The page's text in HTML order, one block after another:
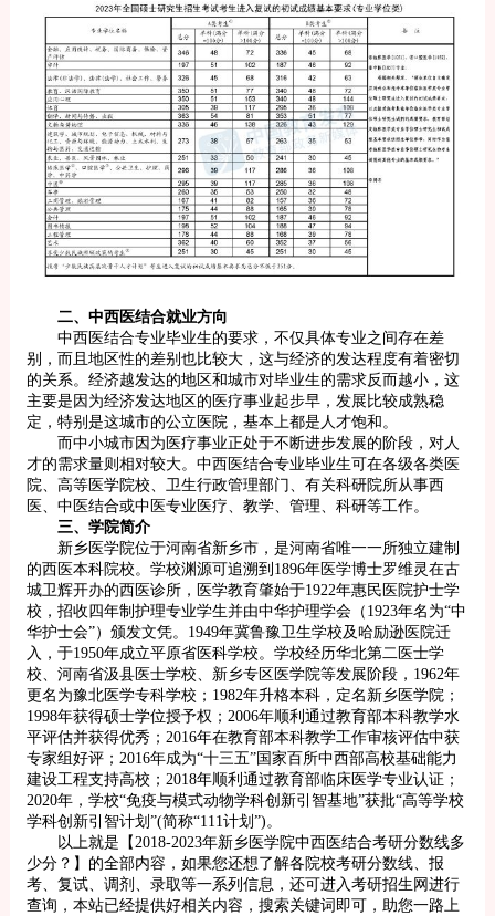
二、中西医结合就业方向
中西医结合专业毕业生的要求，不仅具体专业之间存在差
别，而且地区性的差别也比较大，这与经济的发达程度有着密切
的关系。经济越发达的地区和城市对毕业生的需求反而越小，这
主要是因为经济发达地区的医疗事业起步早，发展比较成熟稳
定，特别是这城市的公立医院，基本上都是人才饱和。
而中小城市因为医疗事业正处于不断进步发展的阶段，对人
才的需求量则相对较大。中西医结合专业毕业生可在各级各类医
院、高等医学院校、卫生行政管理部门、有关科研院所从事西
医、中医结合或中医专业医疗、教学、管理、科研等工作。
三、学院简介
新乡医学院位于河南省新乡市，是河南省唯一一所独立建制
的西医本科院校。学校渊源可追溯到1896年医学博士罗维灵在古
城卫辉开办的西医诊所，医学教育肇始于1922年惠民医院护士学
校，招收四年制护理专业学生并由中华护理学会（1923年名为“中
华护士会”）颁发文凭。1949年冀鲁豫卫生学校及哈励逊医院迁
入，于1950年成立平原省医科学校。学校经历华北第二医士学
校、河南省汲县医士学校、新乡专区医学院等发展阶段，1962年
更名为豫北医学专科学校；1982年升格本科，定名新乡医学院；
1998年获得硕士学位授予权；2006年顺利通过教育部本科教学水
平评估并获得优秀；2016年在教育部本科教学工作审核评估中获
专家组好评；2016年成为“十三五”国家百所中西部高校基础能力
建设工程支持高校；2018年顺利通过教育部临床医学专业认证；
2020年，学校“免疫与模式动物学科创新引智基地”获批“高等学校
学科创新引智计划”(简称“111计划”)。
以上就是【2018-2023年新乡医学院中西医结合考研分数线多
少分？】的全部内容，如果您还想了解各院校考研分数线、报
考、复试、调剂、录取等一系列信息，还可进入考研招生网进行
查询，本站已经提供好相关内容，搜索关键词即可，助您一路上